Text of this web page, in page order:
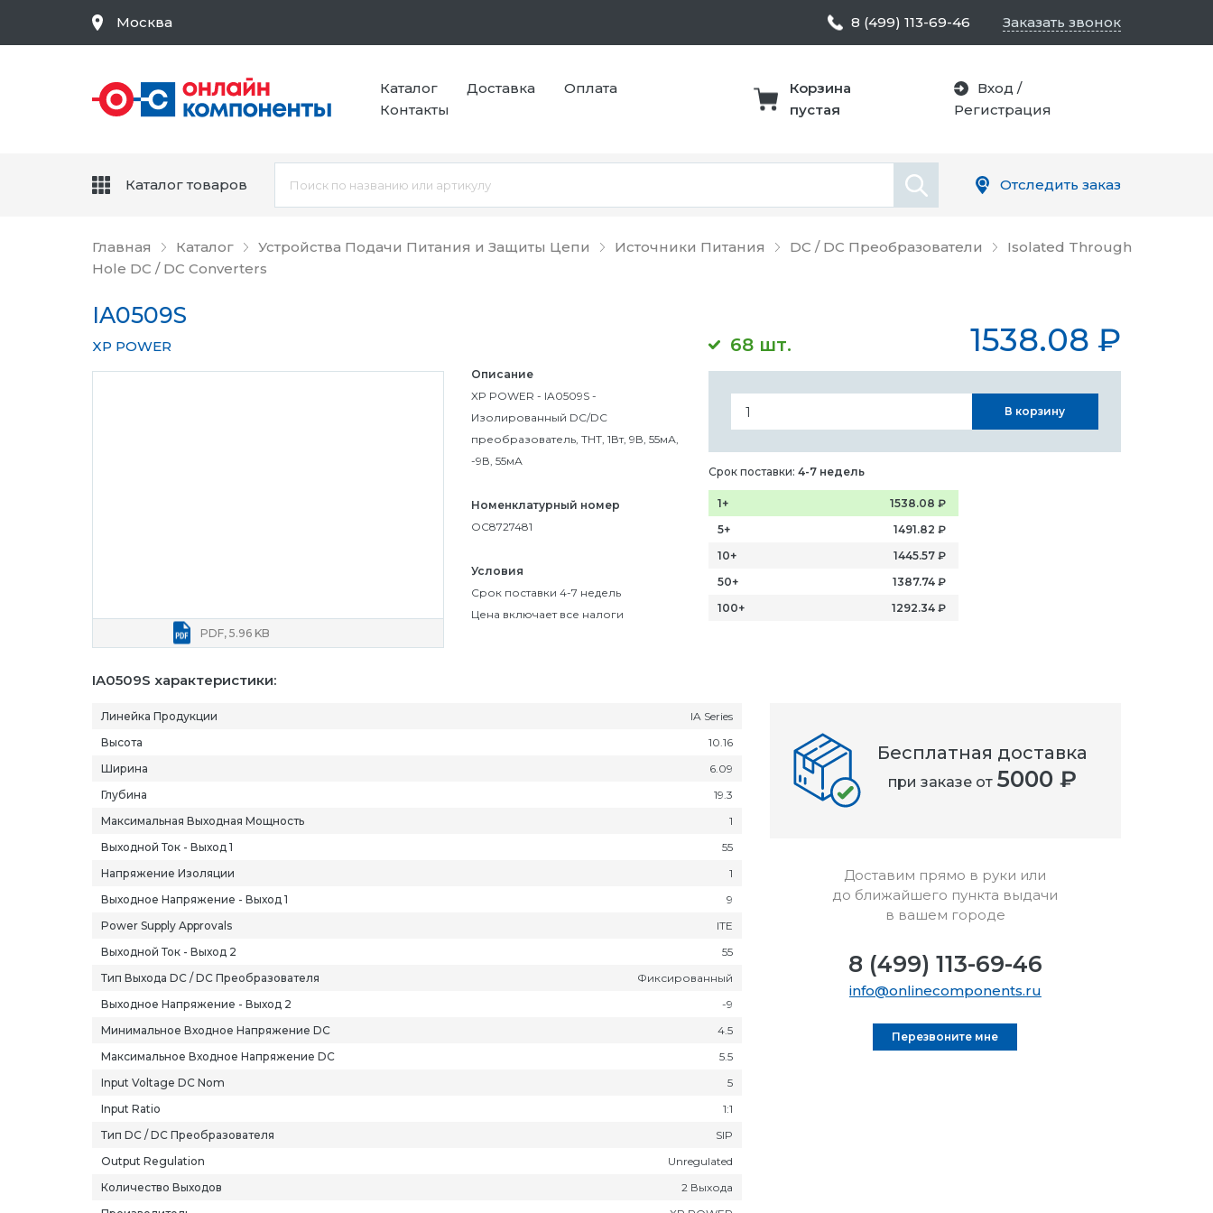
Главная Каталог Устройства Подачи Питания и Защиты Цепи Источники Питания DC / DC Преобразователи
Isolated Through
Hole DC / DC Converters
IA0509S
XP POWER 68 шт. 1538.08 ₽
PDF, 5.96 KB
Описание
XP POWER - IA0509S -
Изолированный DC/DC
преобразователь, THT, 1Вт, 9В, 55мА,
-9В, 55мА
Номенклатурный номер
OC8727481
Условия
Срок поставки 4-7 недель
Цена включает все налоги
В корзину
Срок поставки: 4-7 недель
1+ 1538.08 ₽
5+
1491.82 ₽
10+
1445.57₽
50+
1387.74₽
100+
1292.34₽
IA0509S характеристики:
Линейка Продукции
IA Series
Высота
10.16
Ширина
6.09
Глубина
19.3
Максимальная Выходная Мощность
1
Выходной Ток - Выход 1
55
Напряжение Изоляции
1
Выходное Напряжение - Выход 1
9
Power Supply Approvals
ITE
Выходной Ток - Выход 2
55
Тип Выхода DC / DC Преобразователя
Фиксированный
Выходное Напряжение - Выход 2
-9
Минимальное Входное Напряжение DC
4.5
Максимальное Входное Напряжение DC
5.5
Input Voltage DC Nom
5
Input Ratio
1:1
Тип DC / DC Преобразователя
SIP
Output Regulation
Unregulated
Количество Выходов
2 Выхода
Бесплатная доставка
при заказе от 5000 ₽
Доставим прямо в руки или
до ближайшего пункта выдачи
в вашем городе
8 (499) 113-69-46
info@onlinecomponents.ru
Перезвоните мне
Москва 8 (499) 113-69-46 Заказать звонок
Каталог Доставка
Оплата
Контакты
Корзина
пустая
Вход /
Регистрация
Каталог товаров Отследить заказ